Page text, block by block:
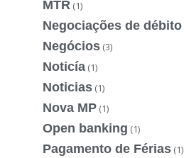
MTR (1)
Negociações de débito
Negócios (3)
Noticía (1)
Noticias (1)
Nova MP (1)
Open banking (1)
Pagamento de Férias (1)